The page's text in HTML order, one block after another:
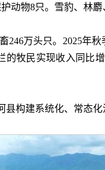
动物8只。雪豹、林
246万头只。2025年
牧民实现收入同比
构建系统化、常态